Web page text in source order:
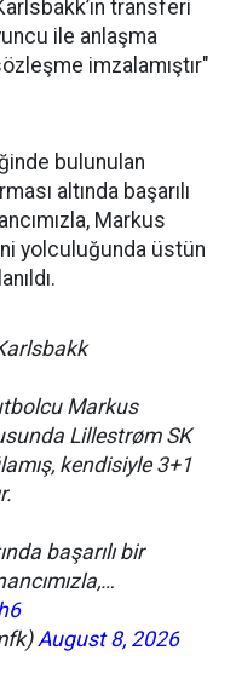
transferi
ile anlaşma
imzalamıştır"
bulunulan
altında başarılı
Markus
yolculuğunda üstün
Markus
Lillestrøm SK
kendisiyle 3+1
başarılı bir
August 8, 2026